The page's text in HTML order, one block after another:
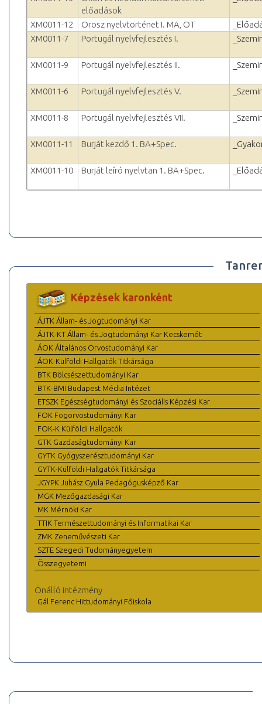
előadások
XM0011-12 Orosz nyelvtörténet I. MA, OT
XM0011-7
Portugál nyelvfejlesztés I.
XM0011-9 Portugál nyelvfejlesztés II.
XM0011-6 Portugál nyelvfejlesztés V.
XM0011-8 Portugál nyelvfejlesztés VII.
XM0011-11 Burját kezdő 1. BA+Spec.
XM0011-10 Burját leíró nyelvtan 1. BA+Spec.
Képzések karonként
ÁJTK Állam- és Jogtudományi Kar
ÁJTK-KT Állam- és Jogtudományi Kar Kecskemét
ÁOK Általános Orvostudományi Kar
ÁOK-Külföldi Hallgatók Titkársága
BTK Bölcsészettudományi Kar
BTK-BMI Budapest Média Intézet
ETSZK Egészségtudományi és Szociális Képzési Kar
FOK Fogorvostudományi Kar
FOK-K Külföldi Hallgatók
GTK Gazdaságtudományi Kar
GYTK Gyógyszerésztudományi Kar
GYTK-Külföldi Hallgatók Titkársága
JGYPK Juhász Gyula Pedagógusképző Kar
MGK Mezőgazdasági Kar
MK Mérnöki Kar
TTIK Természettudományi és Informatikai Kar
ZMK Zeneművészeti Kar
SZTE Szegedi Tudományegyetem
Összegyetemi
Önálló intézmény
Gál Ferenc Hittudományi Főiskola